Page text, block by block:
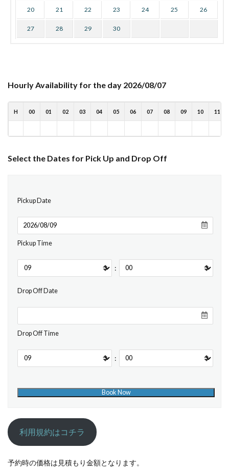
20 21 22 23 24 25 26
27 28 29 30
Hourly Availability for the day 2026/08/07
H 00 01 02 03 04 05 06 07 08 09 10 11
Select the Dates for Pick Up and Drop Off
Pickup Date
Pickup Time
:
Drop Off Date
Drop Off Time
:
利用規約はコチラ
予約時の価格は見積もり金額となります。